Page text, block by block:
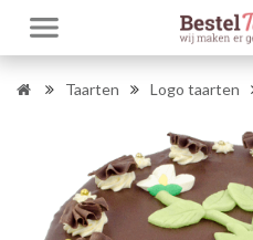
Taarten Logo taarten